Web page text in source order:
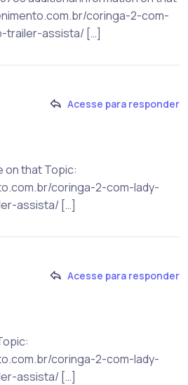
coringa-2-com-
trailer-assista/ […]
Acesse para responder
on that Topic:
coringa-2-com-lady-
assista/ […]
Acesse para responder
coringa-2-com-lady-
assista/ […]